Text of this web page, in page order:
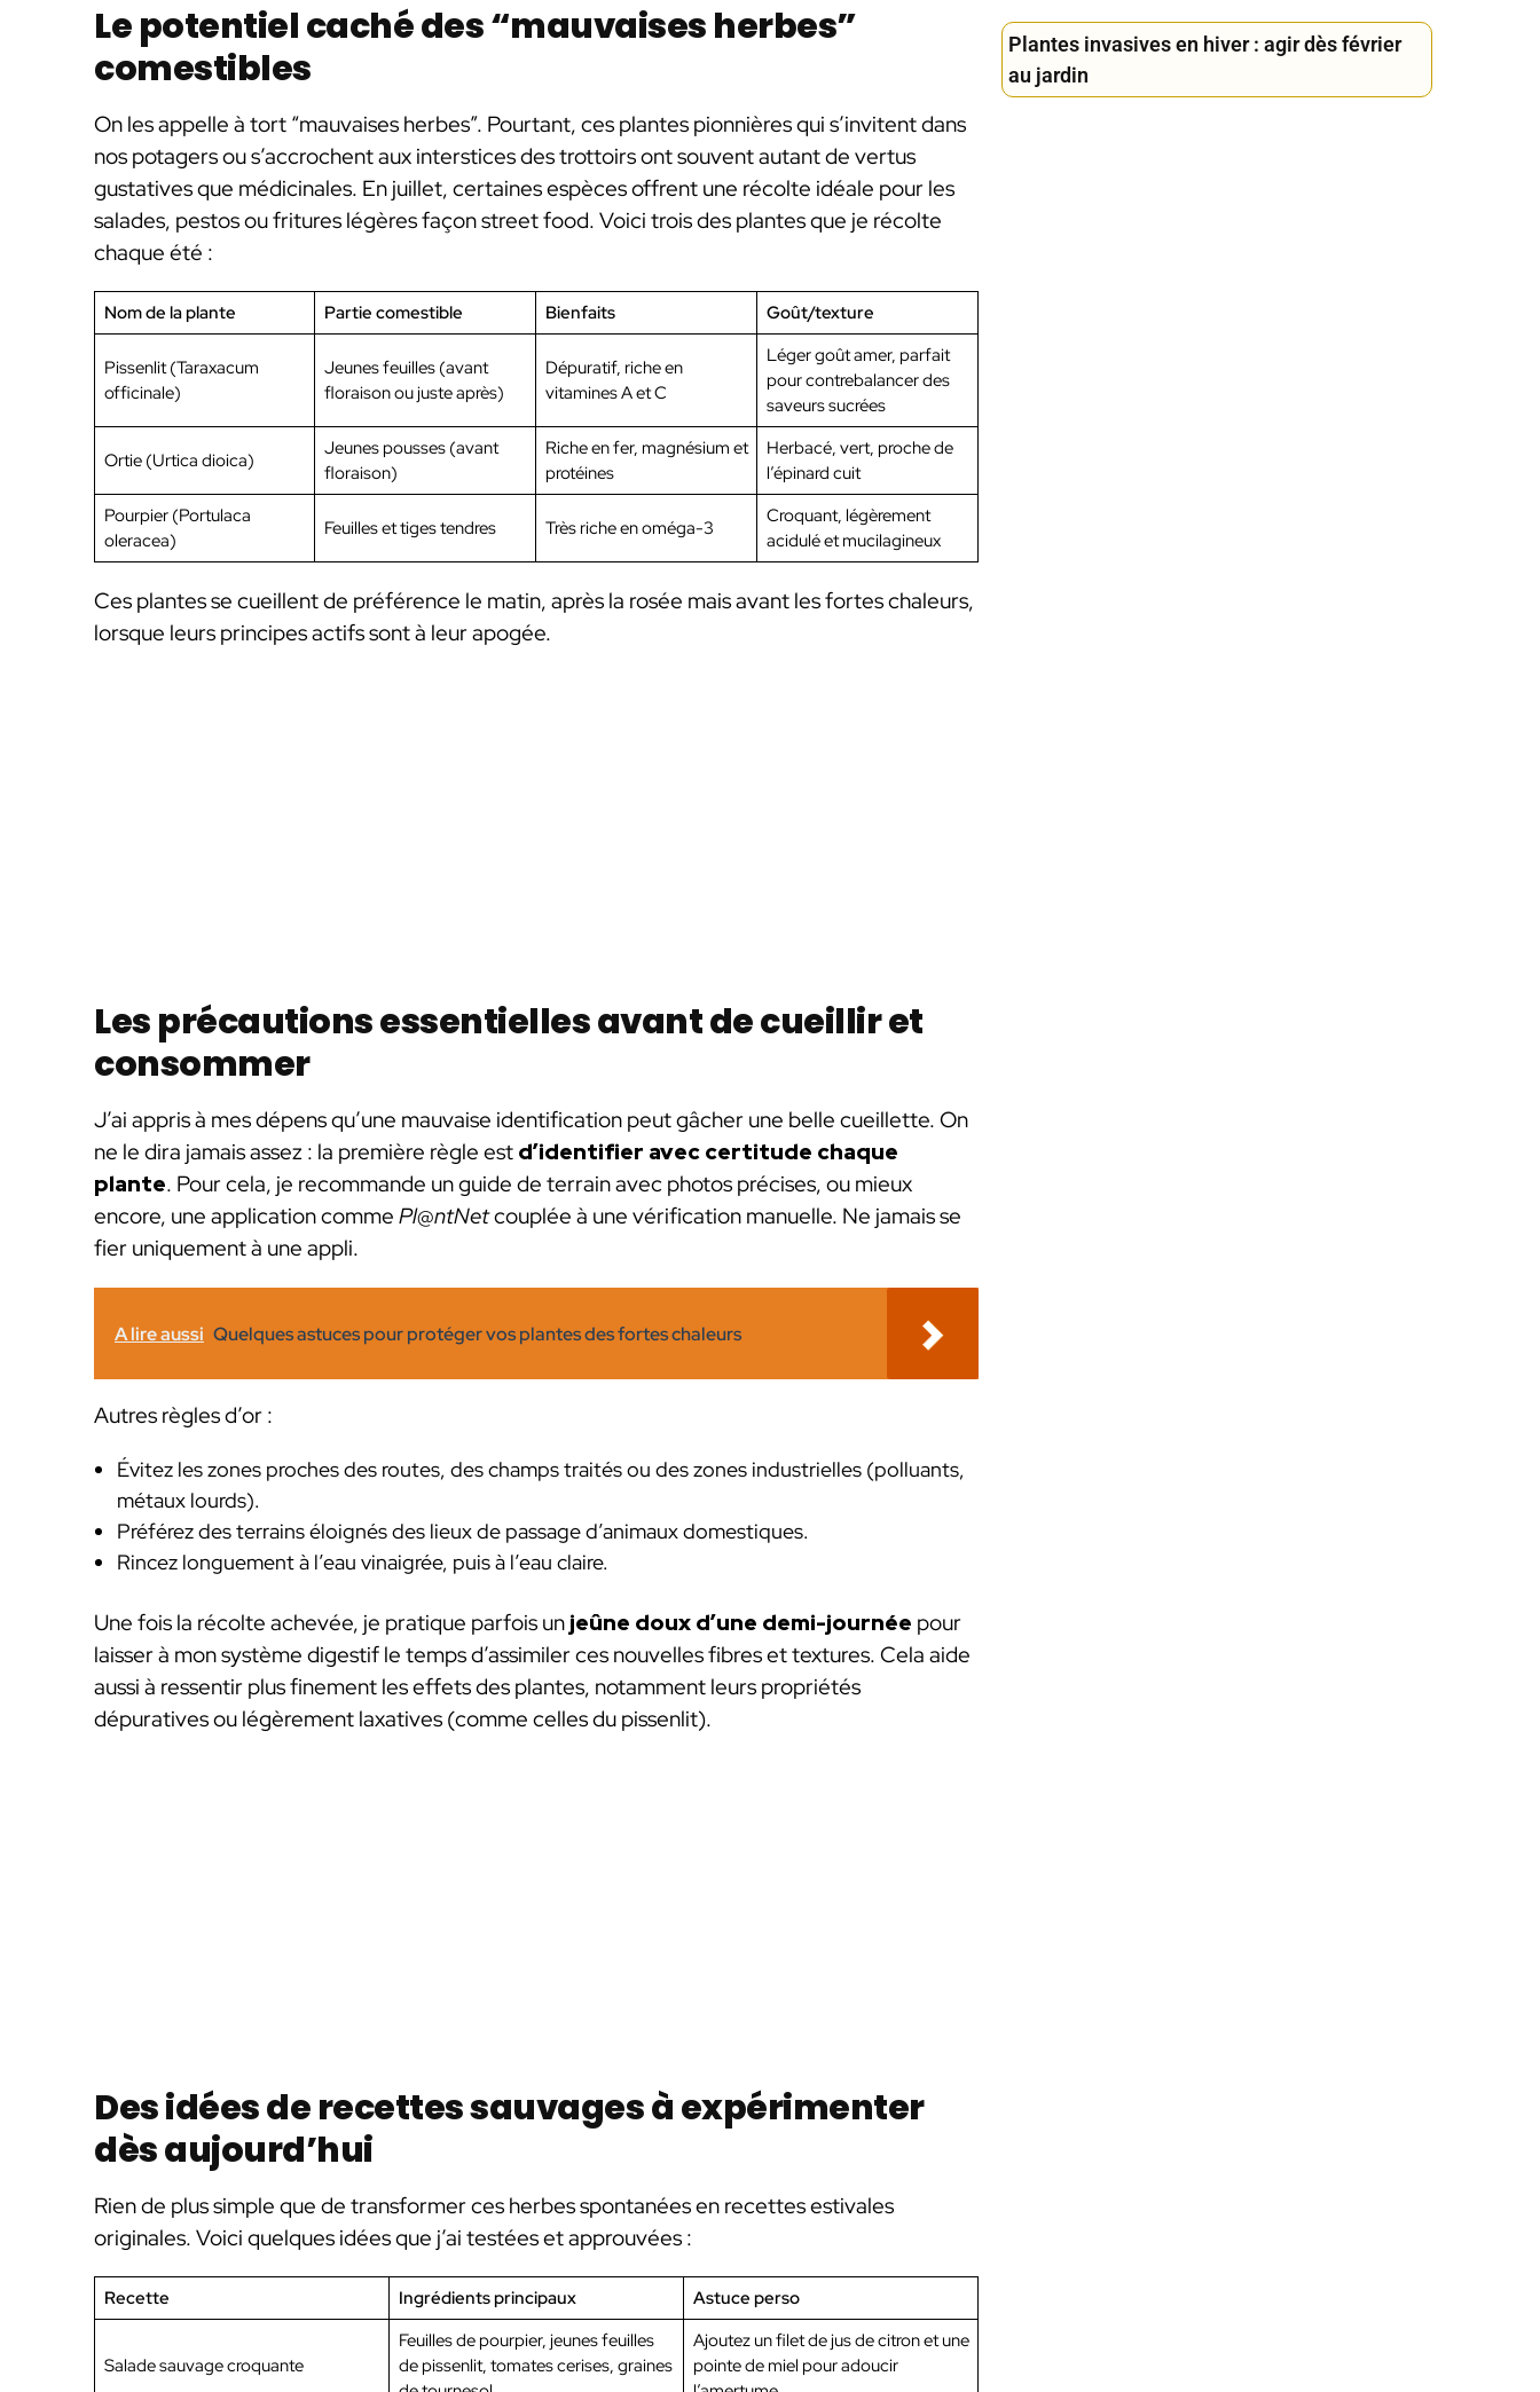
Le potentiel caché des “mauvaises herbes”
comestibles
On les appelle à tort “mauvaises herbes”. Pourtant, ces plantes pionnières qui s’invitent dans
nos potagers ou s’accrochent aux interstices des trottoirs ont souvent autant de vertus
gustatives que médicinales. En juillet, certaines espèces offrent une récolte idéale pour les
salades, pestos ou fritures légères façon street food. Voici trois des plantes que je récolte
chaque été :
Nom de la plante Partie comestible Bienfaits Goût/texture
Pissenlit (Taraxacum
officinale)
Jeunes feuilles (avant
floraison ou juste après)
Dépuratif, riche en
vitamines A et C
Léger goût amer, parfait
pour contrebalancer des
saveurs sucrées
Ortie (Urtica dioica)
Jeunes pousses (avant
floraison)
Riche en fer, magnésium et
protéines
Herbacé, vert, proche de
l’épinard cuit
Pourpier (Portulaca
oleracea)
Feuilles et tiges tendres Très riche en oméga-3
Croquant, légèrement
acidulé et mucilagineux
Ces plantes se cueillent de préférence le matin, après la rosée mais avant les fortes chaleurs,
lorsque leurs principes actifs sont à leur apogée.
Les précautions essentielles avant de cueillir et
consommer
J’ai appris à mes dépens qu’une mauvaise identification peut gâcher une belle cueillette. On
ne le dira jamais assez : la première règle est d’identifier avec certitude chaque
plante. Pour cela, je recommande un guide de terrain avec photos précises, ou mieux
encore, une application comme Pl@ntNetcouplée à une vérification manuelle. Ne jamais se
fier uniquement à une appli.
A lire aussi Quelques astuces pour protéger vos plantes des fortes chaleurs
Autres règles d’or :
Évitez les zones proches des routes, des champs traités ou des zones industrielles (polluants,
métaux lourds).
Préférez des terrains éloignés des lieux de passage d’animaux domestiques.
Rincez longuement à l’eau vinaigrée, puis à l’eau claire.
Une fois la récolte achevée, je pratique parfois un jeûne doux d’une demi-journée pour
laisser à mon système digestif le temps d’assimiler ces nouvelles fibres et textures. Cela aide
aussi à ressentir plus finement les effets des plantes, notamment leurs propriétés
dépuratives ou légèrement laxatives (comme celles du pissenlit).
Des idées de recettes sauvages à expérimenter
dès aujourd’hui
Rien de plus simple que de transformer ces herbes spontanées en recettes estivales
originales. Voici quelques idées que j’ai testées et approuvées :
Recette Ingrédients principaux Astuce perso
Salade sauvage croquante
Feuilles de pourpier, jeunes feuilles
de pissenlit, tomates cerises, graines
Ajoutez un filet de jus de citron et une
pointe de miel pour adoucir
Plantes invasives en hiver : agir dès février
au jardin